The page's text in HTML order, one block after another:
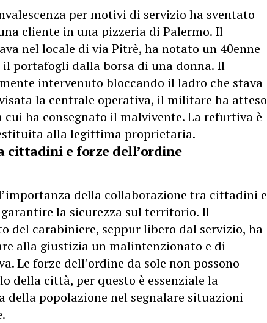
per motivi di servizio ha sventato
cliente in una pizzeria di Palermo. Il
nel locale di via Pitrè, ha notato un 40enne
il portafogli dalla borsa di una donna. Il
intervenuto bloccando il ladro che stava
la centrale operativa, il militare ha atteso
cui ha consegnato il malvivente. La refurtiva è
alla legittima proprietaria.
cittadini e forze dell’ordine
della collaborazione tra cittadini e
la sicurezza sul territorio. Il
del carabiniere, seppur libero dal servizio, ha
alla giustizia un malintenzionato e di
Le forze dell’ordine da sole non possono
della città, per questo è essenziale la
della popolazione nel segnalare situazioni